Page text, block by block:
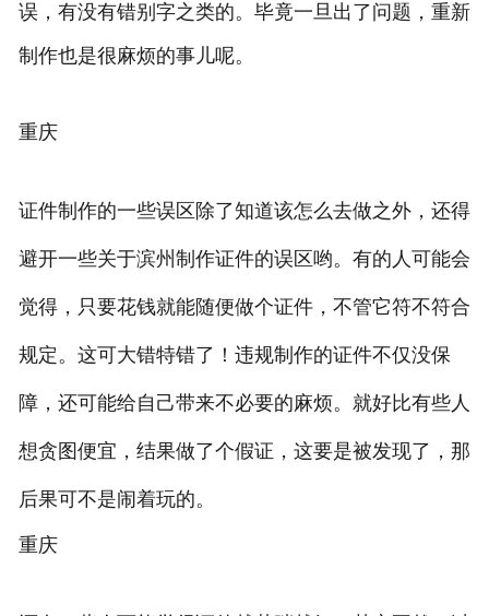
误，有没有错别字之类的。毕竟一旦出了问题，重新
制作也是很麻烦的事儿呢。
重庆
证件制作的一些误区除了知道该怎么去做之外，还得
避开一些关于滨州制作证件的误区哟。有的人可能会
觉得，只要花钱就能随便做个证件，不管它符不符合
规定。这可大错特错了！违规制作的证件不仅没保
障，还可能给自己带来不必要的麻烦。就好比有些人
想贪图便宜，结果做了个假证，这要是被发现了，那
后果可不是闹着玩的。
重庆